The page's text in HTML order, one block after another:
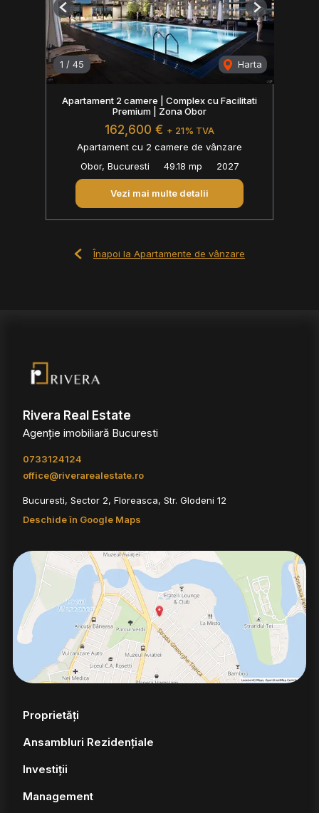
1 / 45 Harta
Previous Next
Apartament 2 camere | Complex cu Facilitati
Premium | Zona Obor
162,600 € + 21% TVA
Apartament cu 2 camere de vânzare
Obor, Bucuresti
49.18 mp 2027
Vezi mai multe detalii
Înapoi la Apartamente de vânzare
Rivera Real Estate
Agenție imobiliară Bucuresti
0733124124
office@riverarealestate.ro
Bucuresti, Sector 2, Floreasca, Str. Glodeni 12
Deschide în Google Maps
Proprietăți
Ansambluri Rezidențiale
Investiții
Management